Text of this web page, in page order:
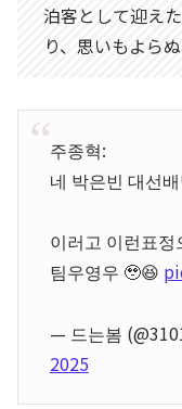
泊客として迎え
り、思いもよら
주종혁:
네 박은빈 대선
이러고 이런표정
팀우영우 🥹😆
— 드는봄
2025